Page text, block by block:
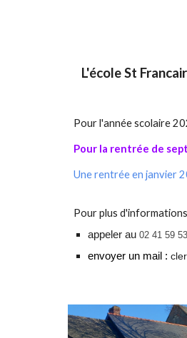
L'école St
Pour l'année scolaire
Pour la rentrée de
Une rentrée en janvier
Pour plus
appeler au 02 41 59
envoyer un mail :